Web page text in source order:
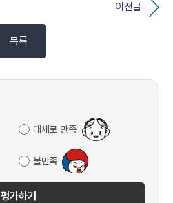
이전글
목록
대체로 만족
불만족
평가하기